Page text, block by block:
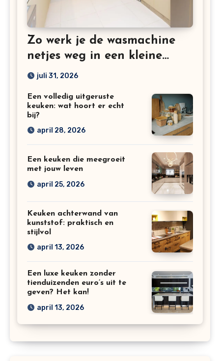
Zo werk je de wasmachine
netjes weg in een kleine
keuken
juli 31, 2026
Een volledig uitgeruste
keuken: wat hoort er echt
bij?
april 28, 2026
Een keuken die meegroeit
met jouw leven
april 25, 2026
Keuken achterwand van
kunststof: praktisch en
stijlvol
april 13, 2026
Een luxe keuken zonder
tienduizenden euro’s uit te
geven? Het kan!
april 13, 2026